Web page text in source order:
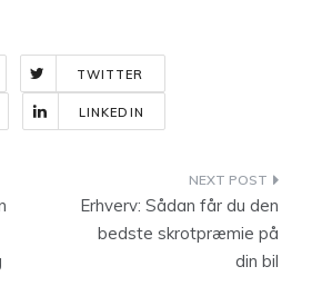
TWITTER
LINKEDIN
Erhverv: Sådan får du den
bedste skrotpræmie på
din bil